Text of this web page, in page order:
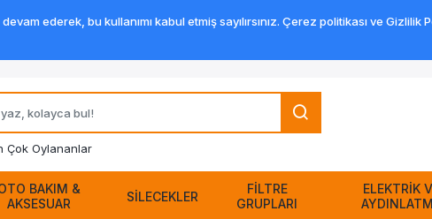
Çok Oylananlar
BAKIM &
AKSESUAR
SİLECEKLER
FİLTRE
GRUPLARI
ELEKTRİK
ederek, bu kullanımı kabul etmiş sayılırsınız. Çerez politikası ve Gizlilik